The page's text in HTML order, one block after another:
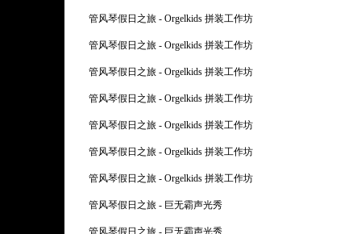
管风琴假日之旅 - Orgelkids 拼装工作坊
管风琴假日之旅 - Orgelkids 拼装工作坊
管风琴假日之旅 - Orgelkids 拼装工作坊
管风琴假日之旅 - Orgelkids 拼装工作坊
管风琴假日之旅 - Orgelkids 拼装工作坊
管风琴假日之旅 - Orgelkids 拼装工作坊
管风琴假日之旅 - Orgelkids 拼装工作坊
管风琴假日之旅 - 巨无霸声光秀
管风琴假日之旅 - 巨无霸声光秀